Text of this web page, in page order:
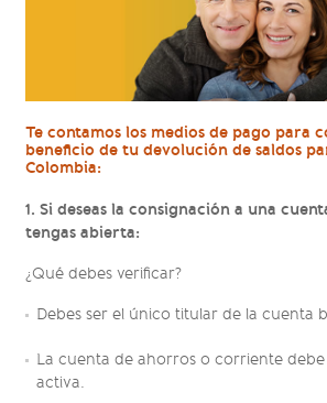
Te contamos los medios de pago para
beneficio de tu devolución de saldos
Colombia:
1. Si deseas la consignación a una
tengas abierta:
¿Qué debes verificar?
Debes ser el único titular de la cuenta
La cuenta de ahorros o corriente
activa.